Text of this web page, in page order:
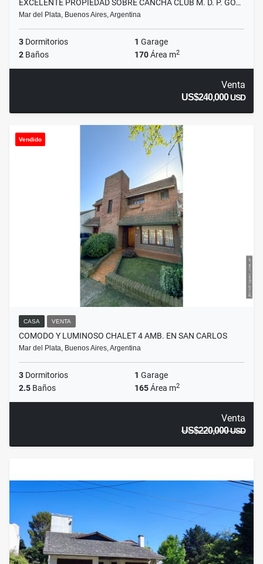
EXCELENTE PROPIEDAD SOBRE CANCHA CLUB M. D. P. GO…
Mar del Plata, Buenos Aires, Argentina
3 Dormitorios 1 Garage
2 Baños 170Área m2
Venta
US$240,000USD
Vendido
CASA VENTA
COMODO Y LUMINOSO CHALET 4 AMB. EN SAN CARLOS
Mar del Plata, Buenos Aires, Argentina
3 Dormitorios 1 Garage
2.5 Baños 165Área m2
Venta
US$220,000USD